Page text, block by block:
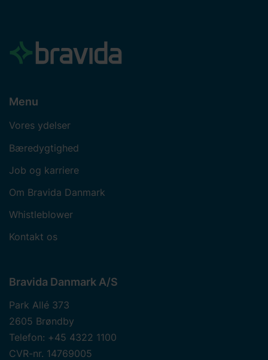
Menu
Vores ydelser
Bæredygtighed
Job og karriere
Om Bravida Danmark
Whistleblower
Kontakt os
Bravida Danmark A/S
Park Allé 373
2605 Brøndby
Telefon: +45 4322 1100
CVR-nr. 14769005